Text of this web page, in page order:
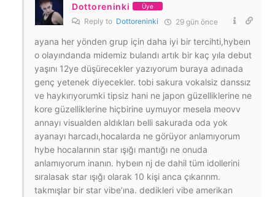
Dottoreninki Üye
Reply to Dottoreninki 29 gün önce
ayana her yönden grup için daha iyi bir tercihti,hybeın
o olayındanda midemiz bulandı artık bir kaç yıla debut
yaşını 12ye düşürecekler yazıyorum buraya adınada
genç yetenek diyecekler. tobi sakura vokalsiz danssız
ve haykırıyorumki tipsiz hani ne japon güzelliklerine ne
kore güzelliklerine hiçbirine uymuyor mesela meovv
annayı visualden aldıkları belli sakurada oda yok
ayanayı harcadı,hocalarda ne görüyor anlamıyorum
hybe hocalarının star ışığı mantığı ne onuda
anlamıyorum inanın. hybeın nj de dahil tüm idollerini
sıralasak star ışığı olarak 10 kişi anca çıkarırım.
takmışlar bir star vibe’ına. dedikleri vibe amerikan